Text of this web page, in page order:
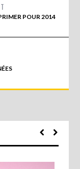
POUR 2014